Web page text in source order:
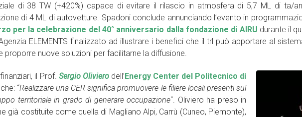
di 38 TW (+420%) capace di evitare il rilascio in atmosfera di 5,7 ML di ta/
di 4 ML di autovetture. Spadoni conclude annunciando l’evento in
per la celebrazione del 40° anniversario dalla fondazione di AIRU durante il
ELEMENTS finalizzato ad illustrare i benefici che il trl può apportare al
nuove soluzioni per facilitarne la diffusione.
il Prof. Sergio Olivierodell’Energy Center del Politecnico di
“Realizzare una CER significa promuovere le filiere locali presenti sul
territoriale in grado di generare occupazione“. Oliviero ha preso in
già costituite come quella di Magliano Alpi, Carrù (Cuneo, Piemonte),